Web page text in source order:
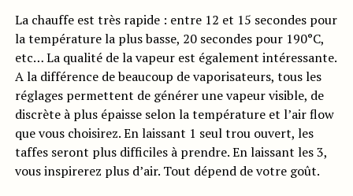
La chauffe est très rapide : entre 12 et 15 secondes pour
la température la plus basse, 20 secondes pour 190°C,
etc… La qualité de la vapeur est également intéressante.
A la différence de beaucoup de vaporisateurs, tous les
réglages permettent de générer une vapeur visible, de
discrète à plus épaisse selon la température et l’air flow
que vous choisirez. En laissant 1 seul trou ouvert, les
taffes seront plus difficiles à prendre. En laissant les 3,
vous inspirerez plus d’air. Tout dépend de votre goût.